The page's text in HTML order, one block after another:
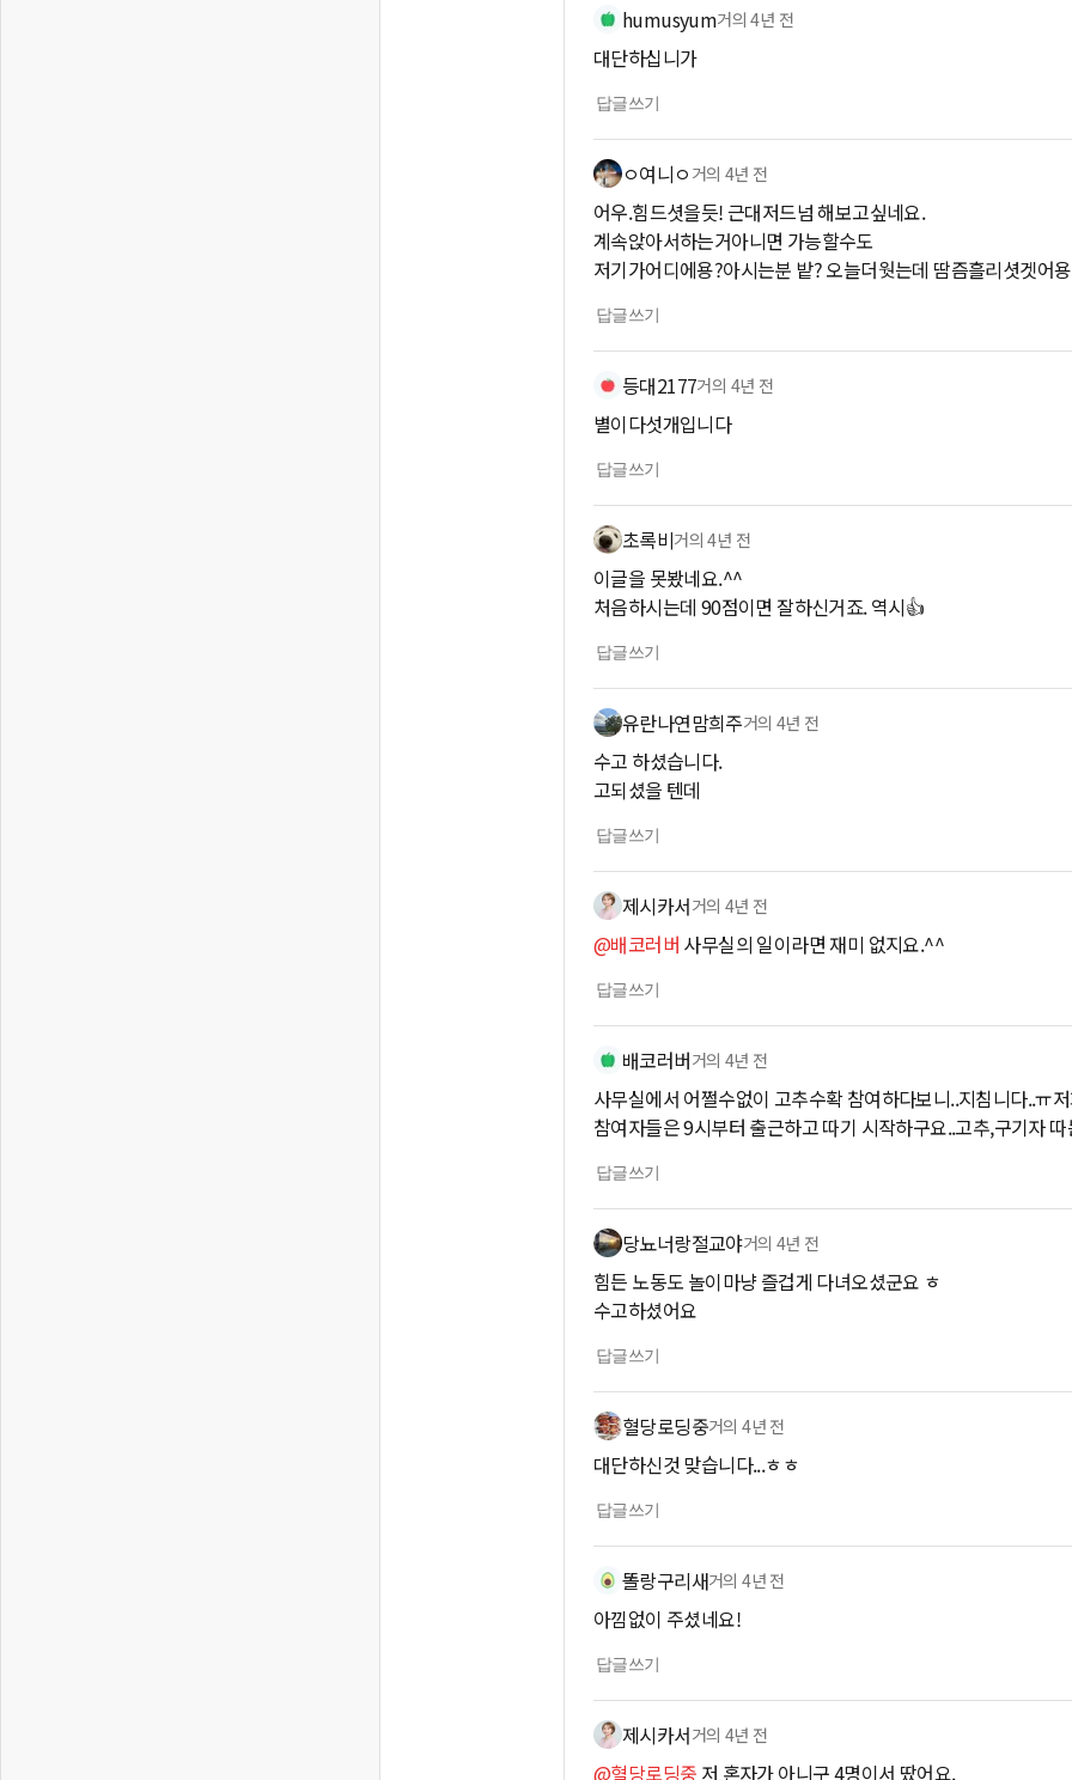
humusyum거의 4년 전
대단하십니가
답글쓰기
ㅇ여니ㅇ 거의 4년 전
어우.힘드셧을듯! 근대저드넘 해보고싶네요.
계속앉아서하는거아니면 가능할수도
저기가어디에용?아시는분 밭? 오늘더웟는데 땀즘흘리셧겟어
답글쓰기
등대2177거의 4년 전
별이다섯개입니다
답글쓰기
초록비거의 4년 전
이글을 못봤네요.^^
처음하시는데 90점이면 잘하신거죠. 역시👍
답글쓰기
유란나연맘희주거의 4년 전
수고 하셨습니다.
고되셨을 텐데
답글쓰기
제시카서거의 4년 전
@배코러버 사무실의 일이라면 재미 없지요.^^
답글쓰기
배코러버거의 4년 전
사무실에서 어쩔수없이 고추수확 참여하다보니..지침니다..ㅠ
참여자들은 9시부터 출근하고 따기 시작하구요..고추,구기자
답글쓰기
당뇨너랑절교야거의 4년 전
힘든 노동도 놀이마냥 즐겁게 다녀오셨군요 ㅎ
수고하셨어요
답글쓰기
혈당로딩중거의 4년 전
대단하신것 맞습니다...ㅎㅎ
답글쓰기
똘랑구리새거의 4년 전
아낌없이 주셨네요!
답글쓰기
제시카서거의 4년 전
@혈당로딩중 저 혼자가 아니구 4명이서 땄어요.